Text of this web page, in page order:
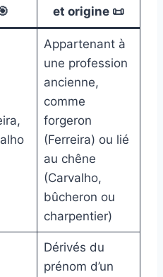
et origine 📜
Appartenant à
une profession
ancienne,
comme
forgeron
(Ferreira) ou lié
au chêne
(Carvalho,
bûcheron ou
charpentier)
Dérivés du
prénom d’un